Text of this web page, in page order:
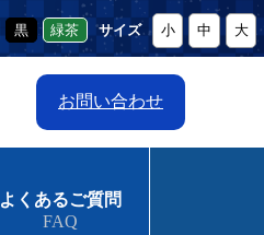
黒 緑茶 サイズ 小 中 大
お問い合わせ
よくあるご質問
FAQ